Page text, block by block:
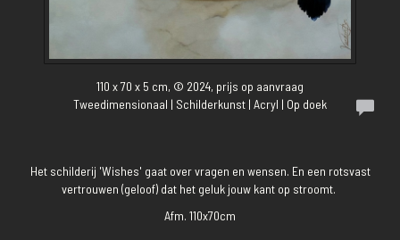
110 x 70 x 5 cm, © 2024, prijs op aanvraag
Tweedimensionaal | Schilderkunst | Acryl | Op doek
Het schilderij 'Wishes' gaat over vragen en wensen. En een rotsvast
vertrouwen (geloof) dat het geluk jouw kant op stroomt.
Afm. 110x70cm